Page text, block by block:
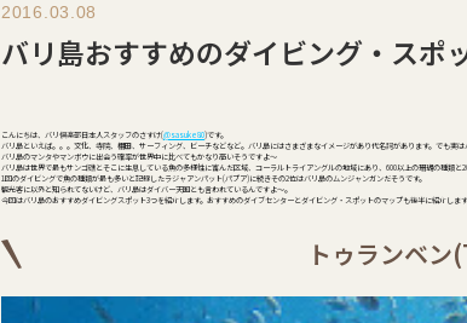
2016.03.08
バリ島おすすめのダイビング・スポ
こんにちは、バリ倶楽部日本人スタッフのさすけ(@sasuke80)です。
バリ島といえば。。。文化、寺院、棚田、サーフィング、ビーチなどなど。バリ島にはさまざまなイメージがあり代名詞があります。でも実は
バリ島のマンタやマンボウに出会う確率が世界中に比べてもかなり高いそうですよ～
バリ島は世界で最もサンゴ礁とそこに生息している魚の多様性に富んだ区域、コーラルトライアングルの地域にあり、600以上の珊瑚の種類と
1回のダイビングで魚の種類が最も多いと記録したラジャアンパット(パプア)に続きその2位はバリ島のムンジャンガンだそうです。
観光客に以外と知られてないけど、バリ島はダイバー天国とも言われているんですよ～。
今回はバリ島のおすすめダイビングスポット3つを紹介します。おすすめのダイブセンターとダイビング・スポットのマップも後半に紹介します
トゥランベ